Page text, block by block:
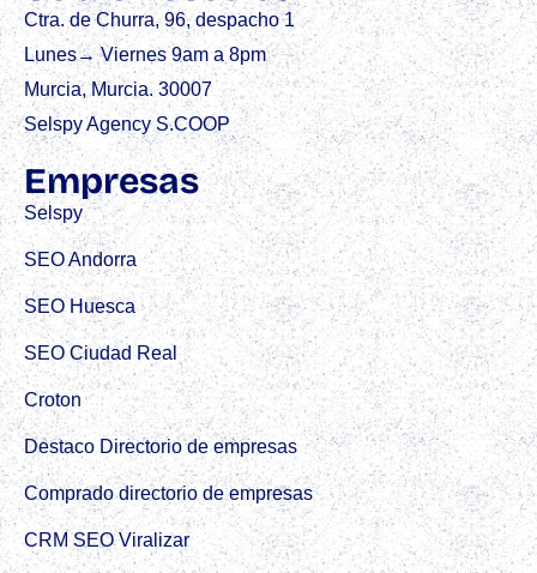
Ctra. de Churra, 96, despacho 1
Lunes→ Viernes 9am a 8pm
Murcia, Murcia. 30007
Selspy Agency S.COOP
Empresas
Selspy
SEO Andorra
SEO Huesca
SEO Ciudad Real
Croton
Destaco Directorio de empresas
Comprado directorio de empresas
CRM SEO Viralizar